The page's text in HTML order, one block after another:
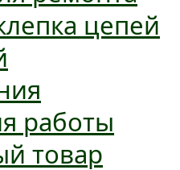
цепей
работы
товар